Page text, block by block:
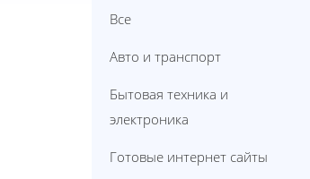
Все
Авто и транспорт
Бытовая техника и
электроника
Готовые интернет сайты